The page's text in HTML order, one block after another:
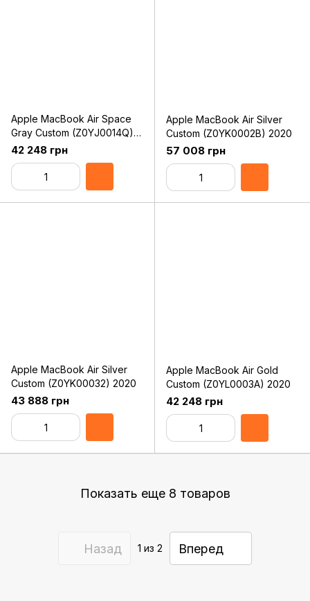
Apple MacBook Air Space
Gray Custom (Z0YJ0014Q)
2020
42 248 грн
Apple MacBook Air Silver
Custom (Z0YK0002B) 2020
57 008 грн
Apple MacBook Air Silver
Custom (Z0YK00032) 2020
43 888 грн
Apple MacBook Air Gold
Custom (Z0YL0003A) 2020
42 248 грн
Показать еще 8 товаров
Назад 1 из 2 Вперед